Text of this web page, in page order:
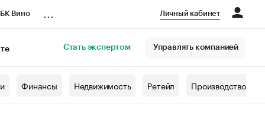
Вино Личный кабинет
Стать экспертом Управлять компанией
Финансы Недвижимость Ретейл Производство